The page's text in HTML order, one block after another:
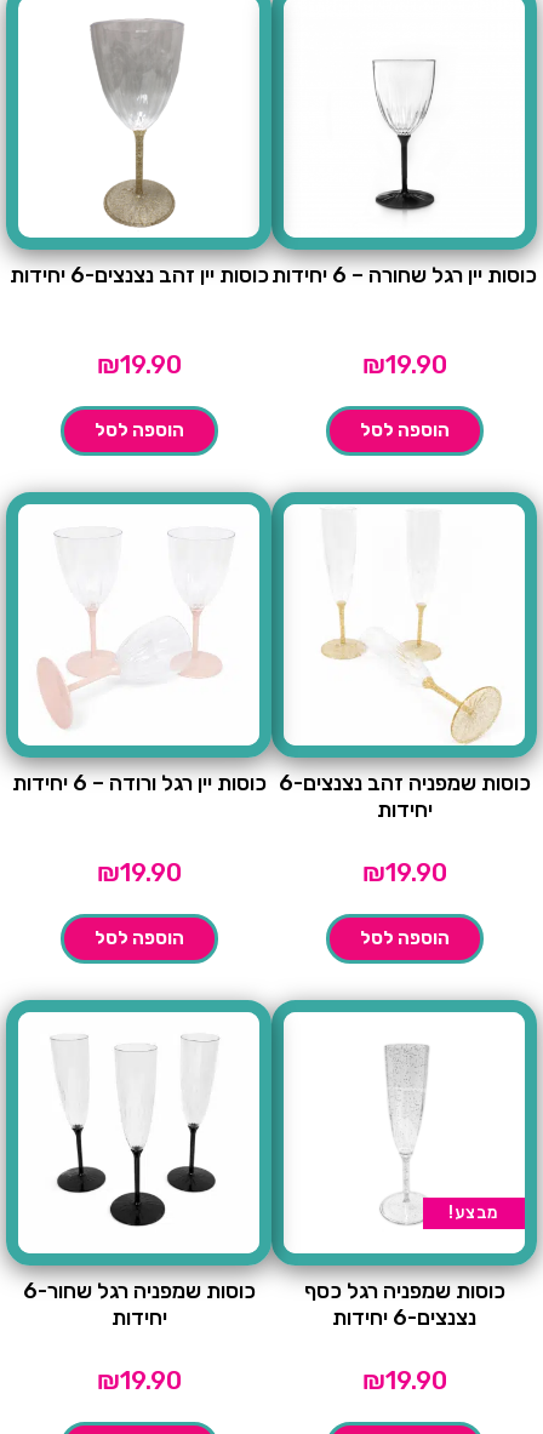
כוסות יין רגל שחורה – 6 יחידות
₪19.90
הוספה לסל
כוסות יין זהב נצנצים-6 יחידות
₪19.90
הוספה לסל
כוסות שמפניה זהב נצנצים-6
יחידות
₪19.90
הוספה לסל
כוסות יין רגל ורודה – 6 יחידות
₪19.90
הוספה לסל
מבצע!
כוסות שמפניה רגל כסף
נצנצים-6 יחידות
₪19.90
כוסות שמפניה רגל שחור-6
יחידות
₪19.90